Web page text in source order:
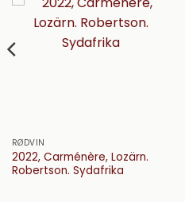
RØDVIN
2022, Carménère, Lozärn.
Robertson. Sydafrika